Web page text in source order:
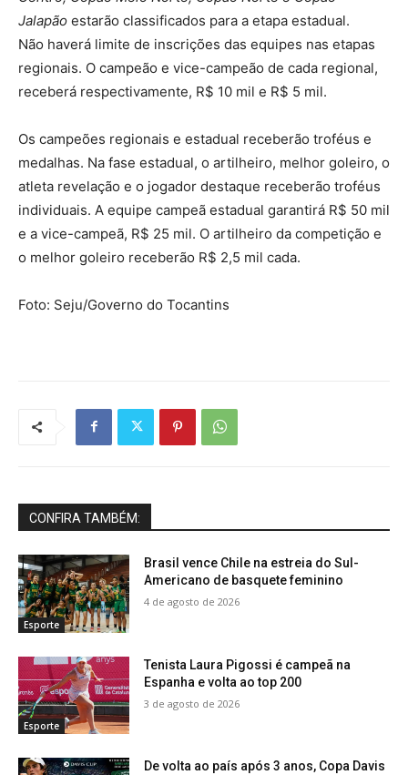
Jalapão estarão classificados para a etapa estadual.
Não haverá limite de inscrições das equipes nas etapas
regionais. O campeão e vice-campeão de cada regional,
receberá respectivamente, R$ 10 mil e R$ 5 mil.
Os campeões regionais e estadual receberão troféus e
medalhas. Na fase estadual, o artilheiro, melhor goleiro, o
atleta revelação e o jogador destaque receberão troféus
individuais. A equipe campeã estadual garantirá R$ 50 mil
e a vice-campeã, R$ 25 mil. O artilheiro da competição e
o melhor goleiro receberão R$ 2,5 mil cada.
Foto: Seju/Governo do Tocantins
CONFIRA TAMBÉM:
Esporte
Brasil vence Chile na estreia do Sul-
Americano de basquete feminino
4 de agosto de 2026
Esporte
Tenista Laura Pigossi é campeã na
Espanha e volta ao top 200
3 de agosto de 2026
De volta ao país após 3 anos, Copa Davis